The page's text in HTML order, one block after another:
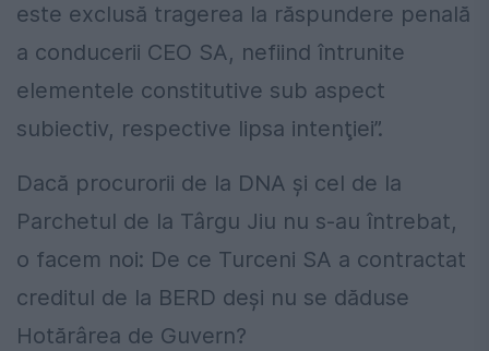
este exclusă tragerea la răspundere penală
a conducerii CEO SA, nefiind întrunite
elementele constitutive sub aspect
subiectiv, respective lipsa intenţiei”.
Dacă procurorii de la DNA şi cel de la
Parchetul de la Târgu Jiu nu s-au întrebat,
o facem noi: De ce Turceni SA a contractat
creditul de la BERD deşi nu se dăduse
Hotărârea de Guvern?